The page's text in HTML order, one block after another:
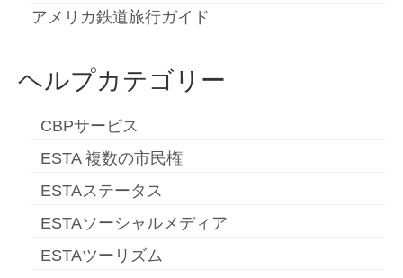
Deutsch(ドイツ語
עברית( ヘブライ語
Magyar
Italiano( イタリア語
한국어
ル)
アメリカ鉄道旅行ガイド
ヘルプカテゴリー
CBPサービス
ESTA 複数の市民権
ESTAステータス
ESTAソーシャルメディア
ESTAツーリズム